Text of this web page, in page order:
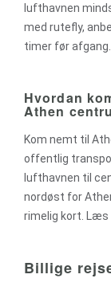
lufthavnen
med rutefly,
timer før afgang.
Hvordan
Athen
Kom nemt til
offentlig
lufthavnen til
nordøst for
rimelig kort.
Billige